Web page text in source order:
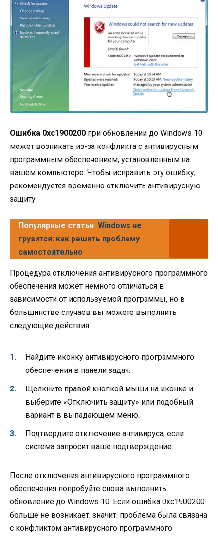
Ошибка 0xc1900200 при обновлении до Windows 10
может возникать из-за конфликта с антивирусным
программным обеспечением, установленным на
вашем компьютере. Чтобы исправить эту ошибку,
рекомендуется временно отключить антивирусную
защиту.
Популярные статьи Windows не
грузится: как решить проблему
самостоятельно
Процедура отключения антивирусного программного
обеспечения может немного отличаться в
зависимости от используемой программы, но в
большинстве случаев вы можете выполнить
следующие действия:
Найдите иконку антивирусного программного
обеспечения в панели задач.
Щелкните правой кнопкой мыши на иконке и
выберите «Отключить защиту» или подобный
вариант в выпадающем меню.
Подтвердите отключение антивируса, если
система запросит ваше подтверждение.
После отключения антивирусного программного
обеспечения попробуйте снова выполнить
обновление до Windows 10. Если ошибка 0xc1900200
больше не возникает, значит, проблема была связана
с конфликтом антивирусного программного